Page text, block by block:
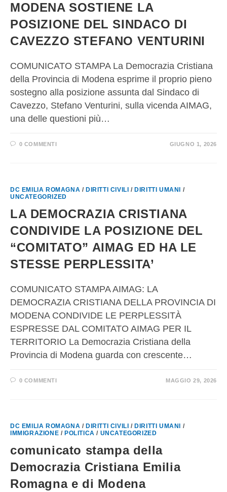
MODENA SOSTIENE LA
POSIZIONE DEL SINDACO DI
CAVEZZO STEFANO VENTURINI
COMUNICATO STAMPA La Democrazia Cristiana
della Provincia di Modena esprime il proprio pieno
sostegno alla posizione assunta dal Sindaco di
Cavezzo, Stefano Venturini, sulla vicenda AIMAG,
una delle questioni più…
0 COMMENTI GIUGNO 1, 2026
DC EMILIA ROMAGNA / DIRITTI CIVILI / DIRITTI UMANI
/
UNCATEGORIZED
LA DEMOCRAZIA CRISTIANA
CONDIVIDE LA POSIZIONE DEL
“COMITATO” AIMAG ED HA LE
STESSE PERPLESSITA’
COMUNICATO STAMPA AIMAG: LA
DEMOCRAZIA CRISTIANA DELLA PROVINCIA DI
MODENA CONDIVIDE LE PERPLESSITÀ
ESPRESSE DAL COMITATO AIMAG PER IL
TERRITORIO La Democrazia Cristiana della
Provincia di Modena guarda con crescente…
0 COMMENTI MAGGIO 29, 2026
DC EMILIA ROMAGNA / DIRITTI CIVILI / DIRITTI UMANI
/
IMMIGRAZIONE / POLITICA / UNCATEGORIZED
comunicato stampa della
Democrazia Cristiana Emilia
Romagna e di Modena